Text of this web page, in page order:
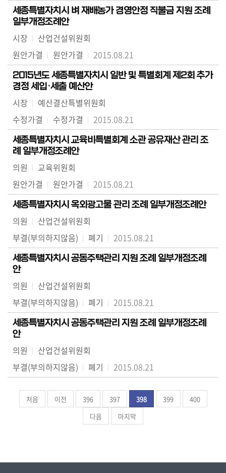
세종특별자치시 벼 재배농가 경영안정 직불금 지원 조례
일부개정조례안
시장
산업건설위원회
원안가결
원안가결 2015.08.21
2015년도 세종특별자치시 일반 및 특별회계 제2회 추가
경정 세입·세출 예산안
시장
예산결산특별위원회
수정가결
수정가결 2015.08.21
세종특별자치시 교육비특별회계 소관 공유재산 관리 조
례 일부개정조례안
의원
교육위원회
원안가결
원안가결 2015.08.21
세종특별자치시 옥외광고물 관리 조례 일부개정조례안
의원
산업건설위원회
부결(부의하지않음)
폐기 2015.08.21
세종특별자치시 공동주택관리 지원 조례 일부개정조례
안
의원
산업건설위원회
부결(부의하지않음)
폐기 2015.08.21
세종특별자치시 공동주택관리 지원 조례 일부개정조례
안
의원
산업건설위원회
부결(부의하지않음)
폐기 2015.08.21
처음 이전 396 397 398 399
400
다음
마지막